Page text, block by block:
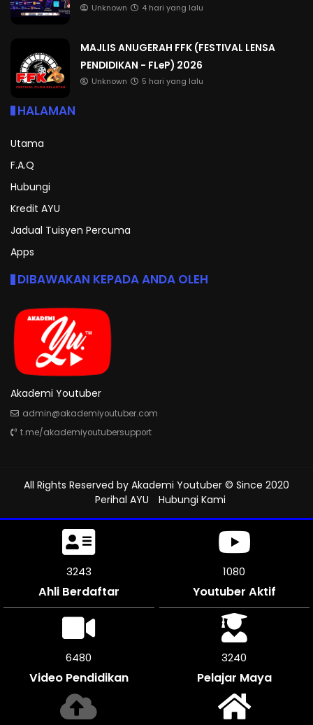
Unknown 4 hari yang lalu
MAJLIS ANUGERAH FFK (FESTIVAL LENSA
PENDIDIKAN - FLeP) 2026
Unknown 5 hari yang lalu
HALAMAN
Utama
F.A.Q
Hubungi
Kredit AYU
Jadual Tuisyen Percuma
Apps
DIBAWAKAN KEPADA ANDA OLEH
Akademi Youtuber
admin@akademiyoutuber.com
t.me/akademiyoutubersupport
All Rights Reserved by Akademi Youtuber © Since 2020
Perihal AYU
Hubungi Kami
3594
Ahli Berdaftar
1198
Youtuber Aktif
7188
Video Pendidikan
3594
Pelajar Maya